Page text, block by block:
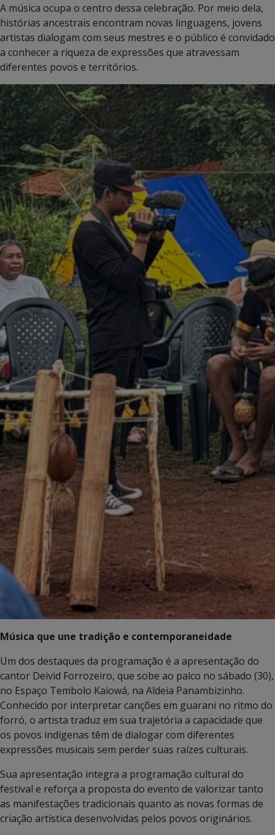
A música ocupa o centro dessa celebração. Por meio dela,
histórias ancestrais encontram novas linguagens, jovens
artistas dialogam com seus mestres e o público é convidado
a conhecer a riqueza de expressões que atravessam
diferentes povos e territórios.
Música que une tradição e contemporaneidade
Um dos destaques da programação é a apresentação do
cantor Deivid Forrozeiro, que sobe ao palco no sábado (30),
no Espaço Tembolo Kaiowá, na Aldeia Panambizinho.
Conhecido por interpretar canções em guarani no ritmo do
forró, o artista traduz em sua trajetória a capacidade que
os povos indígenas têm de dialogar com diferentes
expressões musicais sem perder suas raízes culturais.
Sua apresentação integra a programação cultural do
festival e reforça a proposta do evento de valorizar tanto
as manifestações tradicionais quanto as novas formas de
criação artística desenvolvidas pelos povos originários.